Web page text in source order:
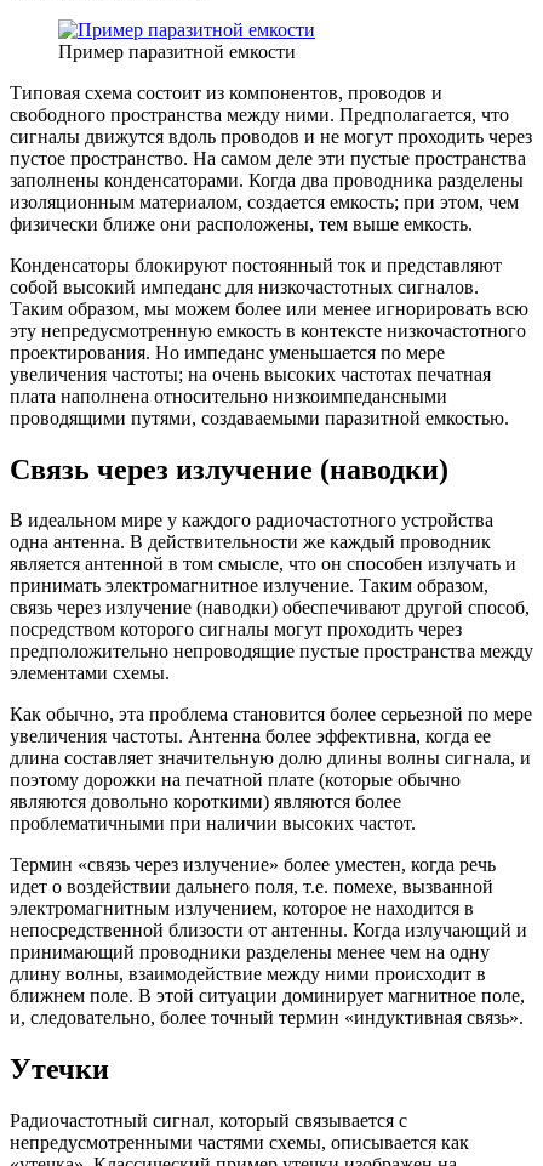
Пример паразитной емкости
Типовая схема состоит из компонентов, проводов и
свободного пространства между ними. Предполагается, что
сигналы движутся вдоль проводов и не могут проходить через
пустое пространство. На самом деле эти пустые пространства
заполнены конденсаторами. Когда два проводника разделены
изоляционным материалом, создается емкость; при этом, чем
физически ближе они расположены, тем выше емкость.
Конденсаторы блокируют постоянный ток и представляют
собой высокий импеданс для низкочастотных сигналов.
Таким образом, мы можем более или менее игнорировать всю
эту непредусмотренную емкость в контексте низкочастотного
проектирования. Но импеданс уменьшается по мере
увеличения частоты; на очень высоких частотах печатная
плата наполнена относительно низкоимпедансными
проводящими путями, создаваемыми паразитной емкостью.
Связь через излучение (наводки)
В идеальном мире у каждого радиочастотного устройства
одна антенна. В действительности же каждый проводник
является антенной в том смысле, что он способен излучать и
принимать электромагнитное излучение. Таким образом,
связь через излучение (наводки) обеспечивают другой способ,
посредством которого сигналы могут проходить через
предположительно непроводящие пустые пространства между
элементами схемы.
Как обычно, эта проблема становится более серьезной по мере
увеличения частоты. Антенна более эффективна, когда ее
длина составляет значительную долю длины волны сигнала, и
поэтому дорожки на печатной плате (которые обычно
являются довольно короткими) являются более
проблематичными при наличии высоких частот.
Термин «связь через излучение» более уместен, когда речь
идет о воздействии дальнего поля, т.е. помехе, вызванной
электромагнитным излучением, которое не находится в
непосредственной близости от антенны. Когда излучающий и
принимающий проводники разделены менее чем на одну
длину волны, взаимодействие между ними происходит в
ближнем поле. В этой ситуации доминирует магнитное поле,
и, следовательно, более точный термин «индуктивная связь».
Утечки
Радиочастотный сигнал, который связывается с
непредусмотренными частями схемы, описывается как